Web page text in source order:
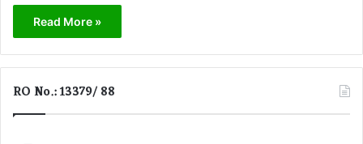
Read More »
RO No.: 13379/ 88